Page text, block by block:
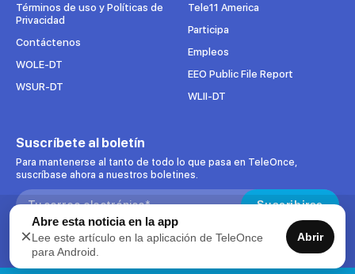
pestañapestañapestañapestaña
Términos de uso y Políticas de
Privacidad
Contáctenos
WOLE-DT
WSUR-DT
Tele11 America
Participa
Empleos
EEO Public File Report
WLII-DT
Suscríbete al boletín
Para mantenerse al tanto de todo lo que pasa en TeleOnce,
suscríbase ahora a nuestros boletines.
Search: Suscribirse
Acepto uso de datos
×
Abre esta noticia en la app
Lee este artículo en la aplicación de TeleOnce
para Android.
Abrir